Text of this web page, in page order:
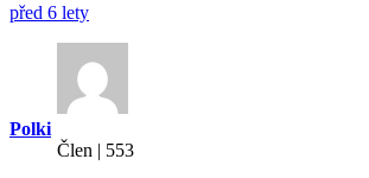
před 6 lety
Polki
Člen | 553